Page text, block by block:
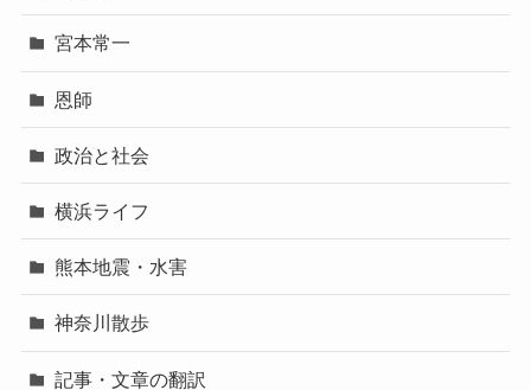
宮本常一
恩師
政治と社会
横浜ライフ
熊本地震・水害
神奈川散歩
記事・文章の翻訳